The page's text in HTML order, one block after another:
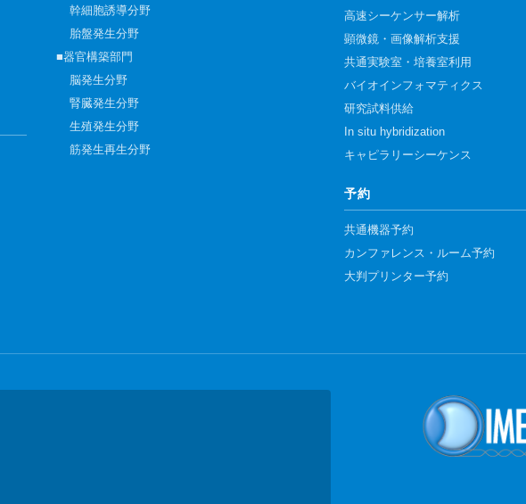
幹細胞誘導分野
胎盤発生分野
■器官構築部門
脳発生分野
腎臓発生分野
生殖発生分野
筋発生再生分野
高速シーケンサー解析
顕微鏡・画像解析支援
共通実験室・培養室利用
バイオインフォマティクス
研究試料供給
In situ hybridization
キャピラリーシーケンス
予約
共通機器予約
カンファレンス・ルーム予約
大判プリンター予約